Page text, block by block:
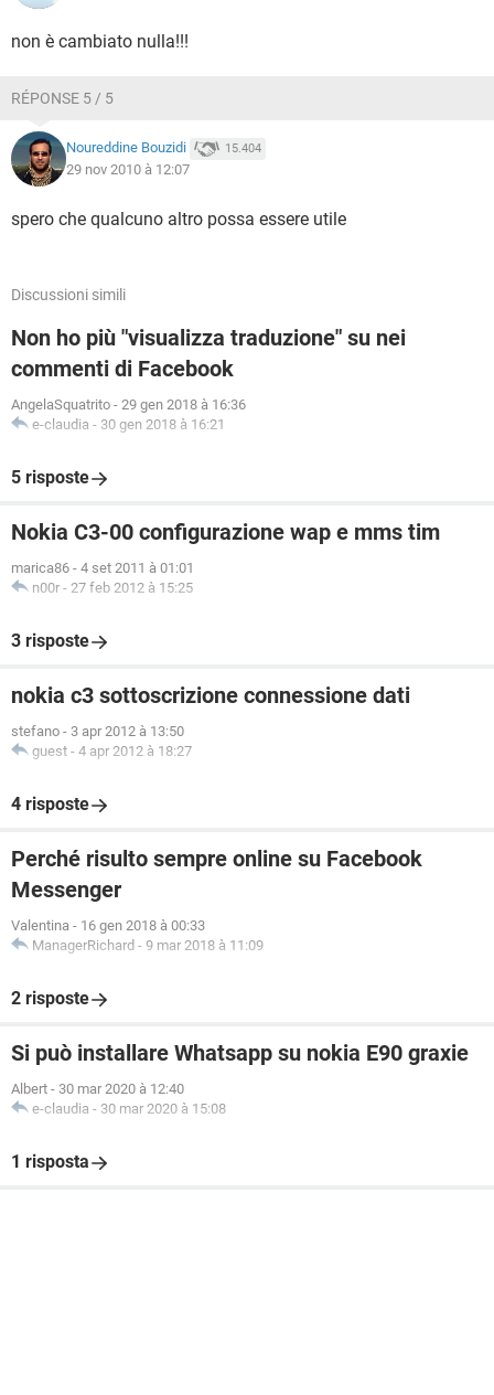
non è cambiato nulla!!!
RÉPONSE 5 / 5
Noureddine Bouzidi 15.404
29 nov 2010 à 12:07
spero che qualcuno altro possa essere utile
Discussioni simili
Non ho più "visualizza traduzione" su nei
commenti di Facebook
AngelaSquatrito - 29 gen 2018 à 16:36
e-claudia - 30 gen 2018 à 16:21
5 risposte
Nokia C3-00 configurazione wap e mms tim
marica86 - 4 set 2011 à 01:01
n00r - 27 feb 2012 à 15:25
3 risposte
nokia c3 sottoscrizione connessione dati
stefano - 3 apr 2012 à 13:50
guest - 4 apr 2012 à 18:27
4 risposte
Perché risulto sempre online su Facebook
Messenger
Valentina - 16 gen 2018 à 00:33
ManagerRichard - 9 mar 2018 à 11:09
2 risposte
Si può installare Whatsapp su nokia E90 graxie
Albert - 30 mar 2020 à 12:40
e-claudia - 30 mar 2020 à 15:08
1 risposta